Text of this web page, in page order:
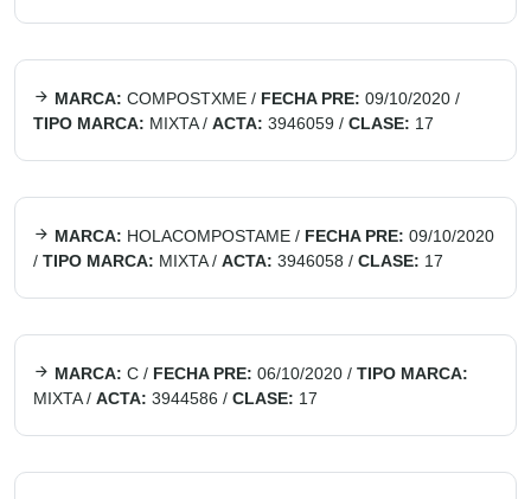
MARCA: COMPOSTXME / FECHA PRE: 09/10/2020 /
TIPO MARCA: MIXTA/ ACTA: 3946059 / CLASE: 17
MARCA: HOLACOMPOSTAME / FECHA PRE: 09/10/2020
/ TIPO MARCA: MIXTA/ ACTA: 3946058 / CLASE: 17
MARCA: C / FECHA PRE: 06/10/2020 / TIPO MARCA:
MIXTA/ ACTA: 3944586 / CLASE: 17